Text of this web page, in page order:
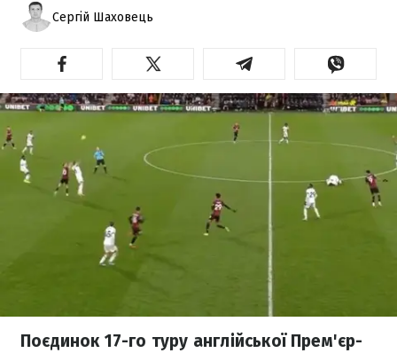
Сергій Шаховець
Поєдинок 17-го туру англійської Прем'єр-